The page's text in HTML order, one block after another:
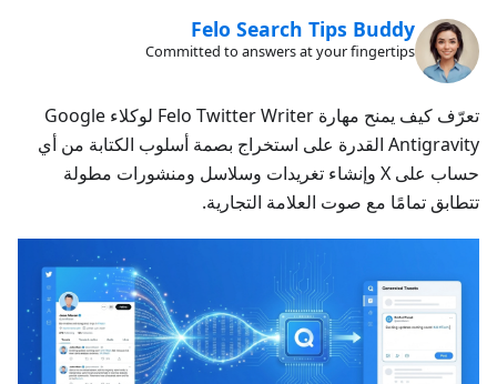
Felo Search Tips Buddy
Committed to answers at your fingertips
تعرّف كيف يمنح مهارة Felo Twitter Writer لوكلاء Google
Antigravity القدرة على استخراج بصمة أسلوب الكتابة من أي
حساب على X وإنشاء تغريدات وسلاسل ومنشورات مطولة
تتطابق تمامًا مع صوت العلامة التجارية.